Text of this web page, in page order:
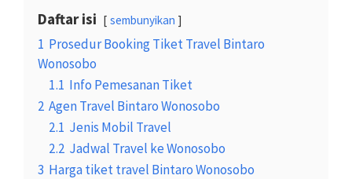
Daftar isi sembunyikan
1 Prosedur Booking Tiket Travel Bintaro
Wonosobo
1.1 Info Pemesanan Tiket
2 Agen Travel Bintaro Wonosobo
2.1 Jenis Mobil Travel
2.2 Jadwal Travel ke Wonosobo
3 Harga tiket travel Bintaro Wonosobo